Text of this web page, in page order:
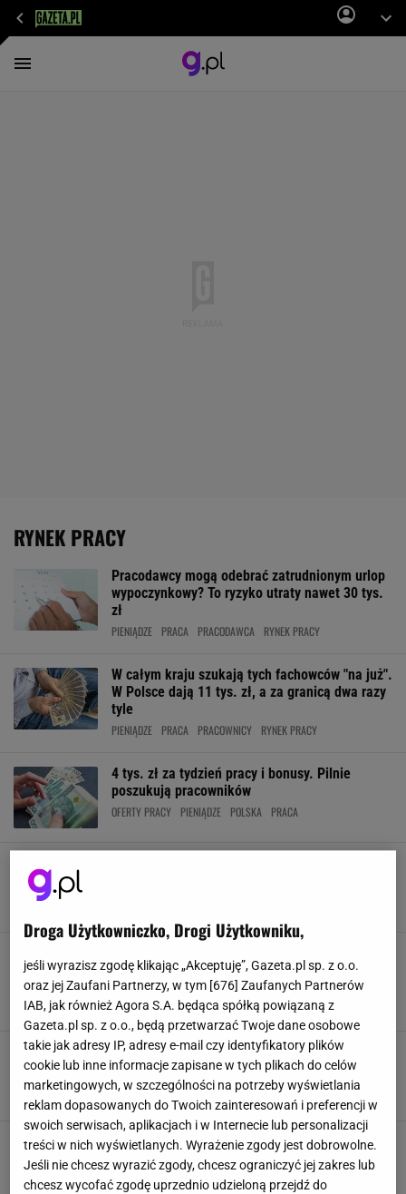
RYNEK PRACY
Pracodawcy mogą odebrać zatrudnionym urlop
wypoczynkowy? To ryzyko utraty nawet 30 tys.
zł
PIENIĄDZE PRACA PRACODAWCA RYNEK PRACY
W całym kraju szukają tych fachowców "na już".
W Polsce dają 11 tys. zł, a za granicą dwa razy
tyle
PIENIĄDZE PRACA PRACOWNICY RYNEK PRACY
4 tys. zł za tydzień pracy i bonusy. Pilnie
poszukują pracowników
OFERTY PRACY PIENIĄDZE POLSKA PRACA
Kandydatów wcale nie ma wielu. Powód jest
prosty
BRANŻA IT PIENIĄDZE PRACA RYNEK PRACY
To najlepiej płatne zawody w Polsce. Można
zarobić ponad 17,6 tys. zł brutto
KARIERA PIENIĄDZE PRACA RYNEK PRACY
Tak wygląda polski rynek pracy w 2025 roku.
Takich osób poszukują pracodawcy
OFERTY PRACY PIENIĄDZE POLSKA PRACA
Droga Użytkowniczko, Drogi Użytkowniku,
jeśli wyrazisz zgodę klikając „Akceptuję”, Gazeta.pl sp. z o.o.
oraz jej Zaufani Partnerzy, w tym [676] Zaufanych Partnerów
IAB, jak również Agora S.A. będąca spółką powiązaną z
Gazeta.pl sp. z o.o., będą przetwarzać Twoje dane osobowe
takie jak adresy IP, adresy e-mail czy identyfikatory plików
cookie lub inne informacje zapisane w tych plikach do celów
marketingowych, w szczególności na potrzeby wyświetlania
reklam dopasowanych do Twoich zainteresowań i preferencji w
swoich serwisach, aplikacjach i w Internecie lub personalizacji
treści w nich wyświetlanych. Wyrażenie zgody jest dobrowolne.
Jeśli nie chcesz wyrazić zgody, chcesz ograniczyć jej zakres lub
chcesz wycofać zgodę uprzednio udzieloną przejdź do